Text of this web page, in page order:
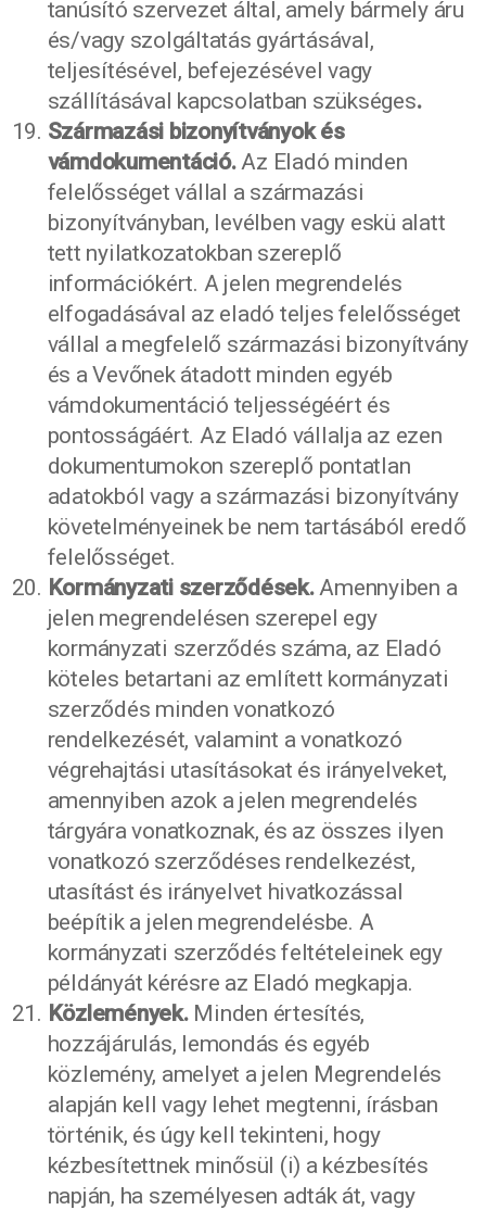
tanúsító szervezet által, amely bármely áru
és/vagy szolgáltatás gyártásával,
teljesítésével, befejezésével vagy
szállításával kapcsolatban szükséges.
Származási bizonyítványok és
vámdokumentáció.Az Eladó minden
felelősséget vállal a származási
bizonyítványban, levélben vagy eskü alatt
tett nyilatkozatokban szereplő
információkért. A jelen megrendelés
elfogadásával az eladó teljes felelősséget
vállal a megfelelő származási bizonyítvány
és a Vevőnek átadott minden egyéb
vámdokumentáció teljességéért és
pontosságáért. Az Eladó vállalja az ezen
dokumentumokon szereplő pontatlan
adatokból vagy a származási bizonyítvány
követelményeinek be nem tartásából eredő
felelősséget.
Kormányzati szerződések.Amennyiben a
jelen megrendelésen szerepel egy
kormányzati szerződés száma, az Eladó
köteles betartani az említett kormányzati
szerződés minden vonatkozó
rendelkezését, valamint a vonatkozó
végrehajtási utasításokat és irányelveket,
amennyiben azok a jelen megrendelés
tárgyára vonatkoznak, és az összes ilyen
vonatkozó szerződéses rendelkezést,
utasítást és irányelvet hivatkozással
beépítik a jelen megrendelésbe. A
kormányzati szerződés feltételeinek egy
példányát kérésre az Eladó megkapja.
Közlemények. Minden értesítés,
hozzájárulás, lemondás és egyéb
közlemény, amelyet a jelen Megrendelés
alapján kell vagy lehet megtenni, írásban
történik, és úgy kell tekinteni, hogy
kézbesítettnek minősül (i) a kézbesítés
napján, ha személyesen adták át, vagy